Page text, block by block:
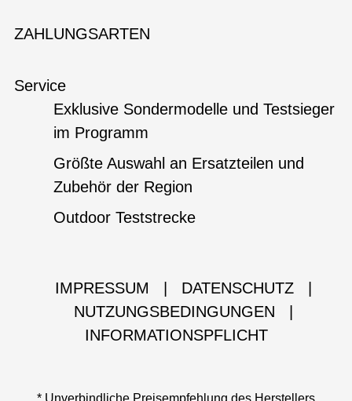
ZAHLUNGSARTEN
Service
Exklusive Sondermodelle und Testsieger
im Programm
Größte Auswahl an Ersatzteilen und
Zubehör der Region
Outdoor Teststrecke
IMPRESSUM DATENSCHUTZ
NUTZUNGSBEDINGUNGEN
INFORMATIONSPFLICHT